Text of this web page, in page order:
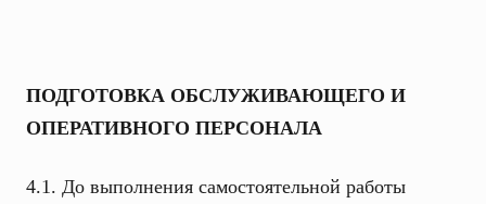
ПОДГОТОВКА ОБСЛУЖИВАЮЩЕГО И
ОПЕРАТИВНОГО ПЕРСОНАЛА
4.1. До выполнения самостоятельной работы